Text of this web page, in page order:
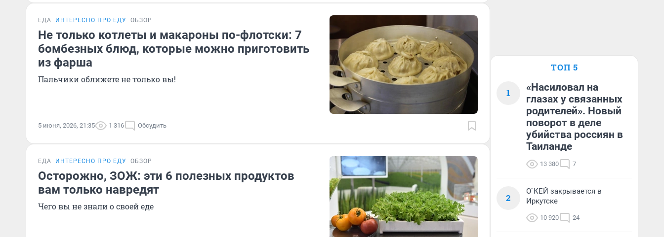
ЕДА ИНТЕРЕСНО ПРО ЕДУ ОБЗОР
Не только котлеты и макароны по-флотски: 7
бомбезных блюд, которые можно приготовить
из фарша
Пальчики оближете не только вы!
5 июня, 2026, 21:35 1 316 Обсудить
ЕДА ИНТЕРЕСНО ПРО ЕДУ ОБЗОР
Осторожно, ЗОЖ: эти 6 полезных продуктов
вам только навредят
Чего вы не знали о своей еде
ТОП 5
1
«Насиловал на
глазах у связанных
родителей». Новый
поворот в деле
убийства россиян в
Таиланде
13 380 7
2
О`КЕЙ закрывается в
Иркутске
10 920 24